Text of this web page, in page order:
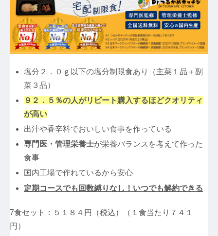
塩分２．０ｇ以下の塩分制限食あり（主菜１品＋副
菜３品）
９２．５％の人がリピート購入するほどクオリティ
が高い
出汁や香辛料でおいしい食事を作っている
専門医・管理栄養士が栄養バランスを考えて作った
食事
国内工場で作れているから安心
定期コースでも回数縛りなし！いつでも解約できる
7食セット：５１８４円（税込）（１食当たり７４１
円）